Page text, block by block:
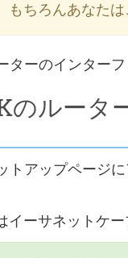
もちろんあなたは
ターのインター
のルータ
トアップページ
イーサネットケ